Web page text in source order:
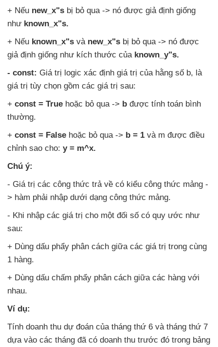
+ Nếu new_x"s bị bỏ qua -> nó được giả định giống
như known_x"s.
+ Nếu known_x"s và new_x"s bị bỏ qua -> nó được
giả định giống như kích thước của known_y"s.
- const: Giá trị logic xác định giá trị của hằng số b, là
giá trị tùy chọn gồm các giá trị sau:
+ const = True hoặc bỏ qua -> b được tính toán bình
thường.
+ const = False hoặc bỏ qua -> b = 1 và m được điều
chỉnh sao cho: y = m^x.
Chú ý:
- Giá trị các công thức trả về có kiểu công thức mảng -
> hàm phải nhập dưới dạng công thức mảng.
- Khi nhập các giá trị cho một đối số có quy ước như
sau:
+ Dùng dấu phẩy phân cách giữa các giá trị trong cùng
1 hàng.
+ Dùng dấu chấm phẩy phân cách giữa các hàng với
nhau.
Ví dụ:
Tính doanh thu dự đoán của tháng thứ 6 và tháng thứ 7
dựa vào các tháng đã có doanh thu trước đó trong bảng